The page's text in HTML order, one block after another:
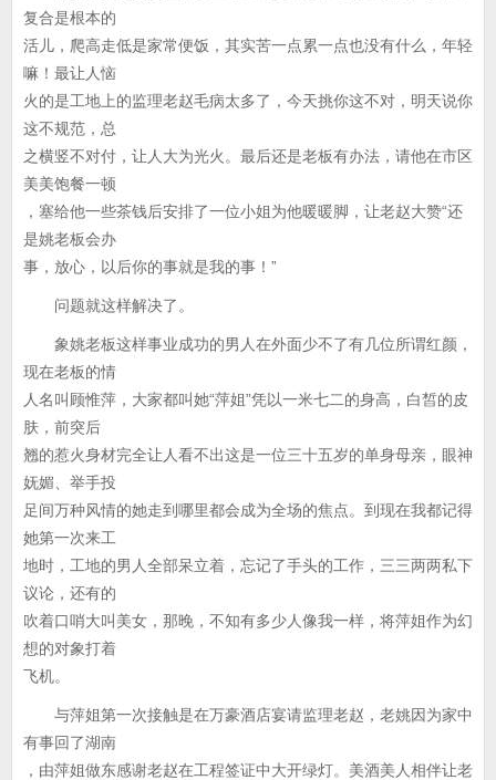
复合是根本的
活儿，爬高走低是家常便饭，其实苦一点累一点也没有什么，年轻
嘛！最让人恼
火的是工地上的监理老赵毛病太多了，今天挑你这不对，明天说你
这不规范，总
之横竖不对付，让人大为光火。最后还是老板有办法，请他在市区
美美饱餐一顿
，塞给他一些茶钱后安排了一位小姐为他暖暖脚，让老赵大赞“还
是姚老板会办
事，放心，以后你的事就是我的事！”
问题就这样解决了。
象姚老板这样事业成功的男人在外面少不了有几位所谓红颜，
现在老板的情
人名叫顾惟萍，大家都叫她“萍姐”凭以一米七二的身高，白皙的皮
肤，前突后
翘的惹火身材完全让人看不出这是一位三十五岁的单身母亲，眼神
妩媚、举手投
足间万种风情的她走到哪里都会成为全场的焦点。到现在我都记得
她第一次来工
地时，工地的男人全部呆立着，忘记了手头的工作，三三两两私下
议论，还有的
吹着口哨大叫美女，那晚，不知有多少人像我一样，将萍姐作为幻
想的对象打着
飞机。
与萍姐第一次接触是在万豪酒店宴请监理老赵，老姚因为家中
有事回了湖南
，由萍姐做东感谢老赵在工程签证中大开绿灯。美酒美人相伴让老